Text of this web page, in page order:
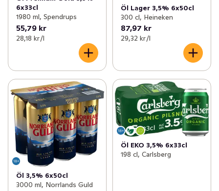
6x33cl
1980 ml, Spendrups
55,79 kr
28,18 kr /l
Öl Lager 3,5% 6x50cl
300 cl, Heineken
87,97 kr
29,32 kr /l
Öl 3,5% 6x50cl
3000 ml, Norrlands Guld
Öl EKO 3,5% 6x33cl
198 cl, Carlsberg